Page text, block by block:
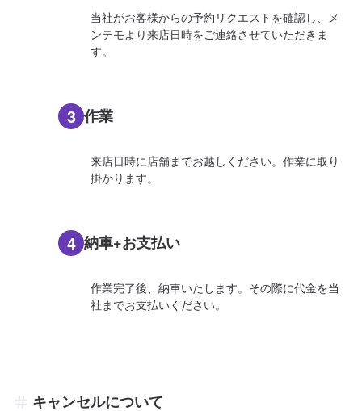
当社がお客様からの予約リクエストを確認し、メ
ンテモより来店日時をご連絡させていただきま
す。
3 作業
来店日時に店舗までお越しください。作業に取り
掛かります。
4 納車+お支払い
作業完了後、納車いたします。その際に代金を当
社までお支払いください。
キャンセルについて